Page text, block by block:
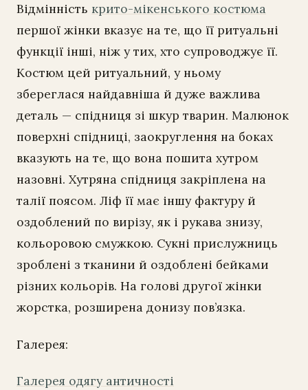
Відмінність крито-мікенського костюма
першої жінки вказує на те, що її ритуальні
функції інші, ніж у тих, хто супроводжує її.
Костюм цей ритуальний, у ньому
збереглася найдавніша й дуже важлива
деталь — спідниця зі шкур тварин. Малюнок
поверхні спідниці, заокруглення на боках
вказують на те, що вона пошита хутром
назовні. Хутряна спідниця закріплена на
талії поясом. Ліф її має іншу фактуру й
оздоблений по вирізу, як і рукава знизу,
кольоровою смужкою. Сукні прислужниць
зроблені з тканини й оздоблені бейками
різних кольорів. На голові другої жінки
жорстка, розширена донизу пов’язка.
Галерея:
Галерея одягу античності